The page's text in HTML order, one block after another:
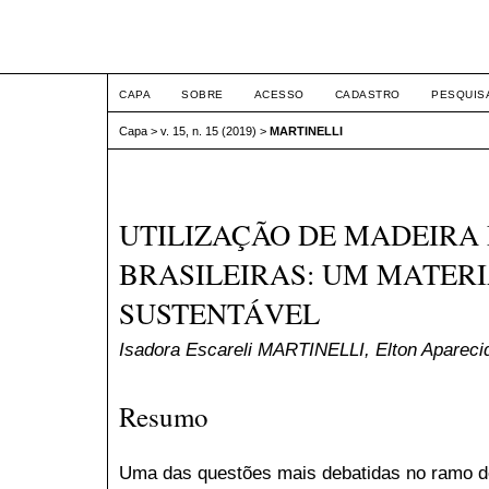
CAPA SOBRE ACESSO CADASTRO
Capa > v. 15, n. 15 (2019) > MARTINELLI
UTILIZAÇÃO DE MADEIRA
BRASILEIRAS: UM
SUSTENTÁVEL
Isadora Escareli MARTINELLI, Elton
Resumo
Uma das questões mais debatidas no ramo